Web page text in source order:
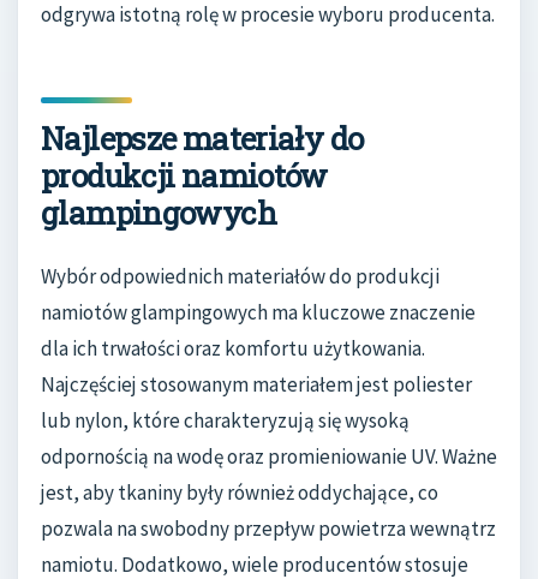
odgrywa istotną rolę w procesie wyboru producenta.
Najlepsze materiały do
produkcji namiotów
glampingowych
Wybór odpowiednich materiałów do produkcji
namiotów glampingowych ma kluczowe znaczenie
dla ich trwałości oraz komfortu użytkowania.
Najczęściej stosowanym materiałem jest poliester
lub nylon, które charakteryzują się wysoką
odpornością na wodę oraz promieniowanie UV. Ważne
jest, aby tkaniny były również oddychające, co
pozwala na swobodny przepływ powietrza wewnątrz
namiotu. Dodatkowo, wiele producentów stosuje